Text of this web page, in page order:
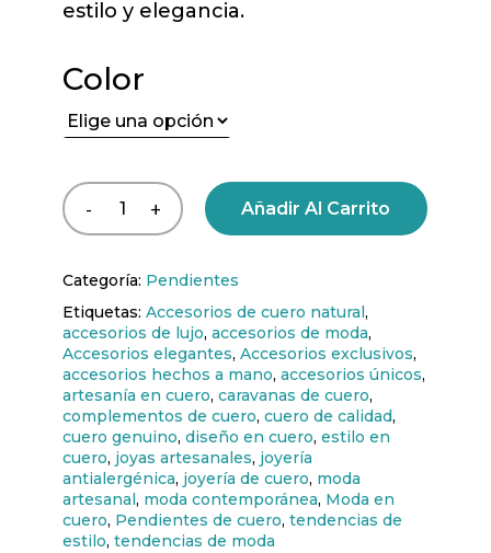
estilo y elegancia.
Color
Añadir Al Carrito
Categoría: Pendientes
Etiquetas: Accesorios de cuero natural ,
accesorios de lujo, accesorios de moda,
Accesorios elegantes, Accesorios exclusivos,
accesorios hechos a mano, accesorios únicos,
artesanía en cuero, caravanas de cuero,
complementos de cuero, cuero de calidad,
cuero genuino, diseño en cuero, estilo en
cuero, joyas artesanales, joyería
antialergénica, joyería de cuero, moda
artesanal , moda contemporánea, Moda en
cuero, Pendientes de cuero, tendencias de
estilo, tendencias de moda